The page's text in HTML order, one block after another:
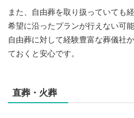
また、自由葬を取り扱っていても
希望に沿ったプランが行えない可
自由葬に対して経験豊富な葬儀社
ておくと安心です。
直葬・火葬